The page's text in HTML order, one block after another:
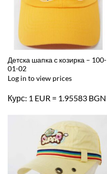
Детска шапка с козирка – 100-
01-02
Log in to view prices
Курс: 1 EUR = 1.95583 BGN